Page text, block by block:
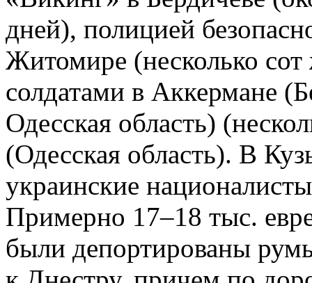
дней), полицией
Житомире (несколько
солдатами в Аккермане
Одесская область)
(Одесская область). В
украинские
Примерно 17–18 тыс.
были депортированы